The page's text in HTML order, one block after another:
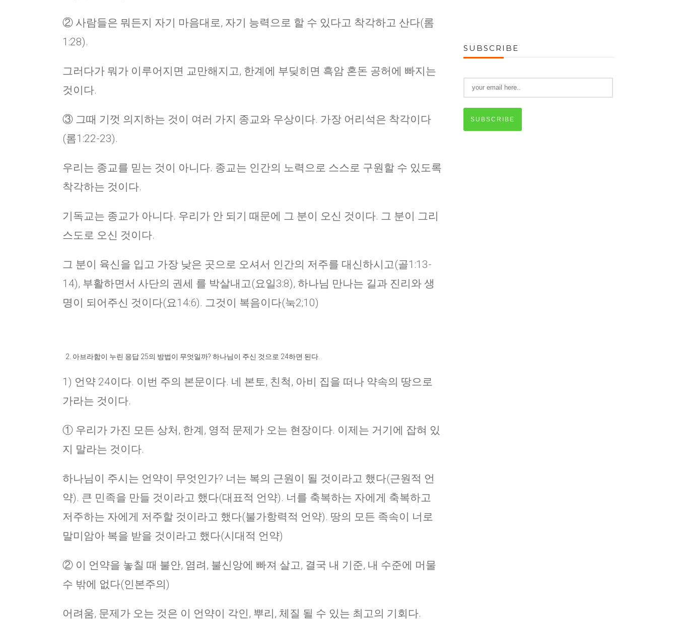
② 사람들은 뭐든지 자기 마음대로, 자기 능력으로 할 수 있다고 착각하고 산다(롬
1:28).
그러다가 뭐가 이루어지면 교만해지고, 한계에 부딪히면 흑암 혼돈 공허에 빠지는
것이다.
③ 그때 기껏 의지하는 것이 여러 가지 종교와 우상이다. 가장 어리석은 착각이다
(롬1:22-23).
우리는 종교를 믿는 것이 아니다. 종교는 인간의 노력으로 스스로 구원할 수 있도록
착각하는 것이다.
기독교는 종교가 아니다. 우리가 안 되기 때문에 그 분이 오신 것이다. 그 분이 그리
스도로 오신 것이다.
그 분이 육신을 입고 가장 낮은 곳으로 오셔서 인간의 저주를 대신하시고(골1:13-
14), 부활하면서 사단의 권세 를 박살내고(요일3:8), 하나님 만나는 길과 진리와 생
명이 되어주신 것이다(요14:6). 그것이 복음이다(눅2;10)
아브라함이 누린 응답 25의 방법이 무엇일까? 하나님이 주신 것으로 24하면 된다.
1) 언약 24이다. 이번 주의 본문이다. 네 본토, 친척, 아비 집을 떠나 약속의 땅으로
가라는 것이다.
① 우리가 가진 모든 상처, 한계, 영적 문제가 오는 현장이다. 이제는 거기에 잡혀 있
지 말라는 것이다.
하나님이 주시는 언약이 무엇인가? 너는 복의 근원이 될 것이라고 했다(근원적 언
약). 큰 민족을 만들 것이라고 했다(대표적 언약). 너를 축복하는 자에게 축복하고
저주하는 자에게 저주할 것이라고 했다(불가항력적 언약). 땅의 모든 족속이 너로
말미암아 복을 받을 것이라고 했다(시대적 언약)
② 이 언약을 놓칠 때 불안, 염려, 불신앙에 빠져 살고, 결국 내 기준, 내 수준에 머물
수 밖에 없다(인본주의)
어려움, 문제가 오는 것은 이 언약이 각인, 뿌리, 체질 될 수 있는 최고의 기회다.
SUBSCRIBE
SUBSCRIBE